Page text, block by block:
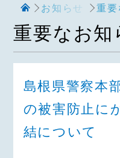
お知らせ 重
重要なお知
島根県警察本
の被害防止に
結について